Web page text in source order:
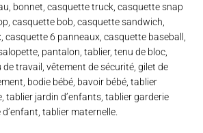
bonnet, casquette truck, casquette snap
casquette bob, casquette sandwich,
casquette 6 panneaux, casquette baseball,
pantalon, tablier, tenu de bloc,
travail, vêtement de sécurité, gilet de
bodie bébé, bavoir bébé, tablier
tablier jardin d’enfants, tablier garderie
tablier maternelle.